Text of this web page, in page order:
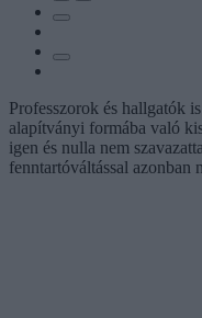
Professzorok és hallgatók
alapítványi formába való
igen és nulla nem
fenntartóváltással azonban